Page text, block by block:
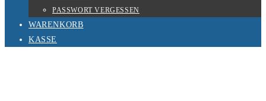
PASSWORT VERGESSEN
WARENKORB
KASSE